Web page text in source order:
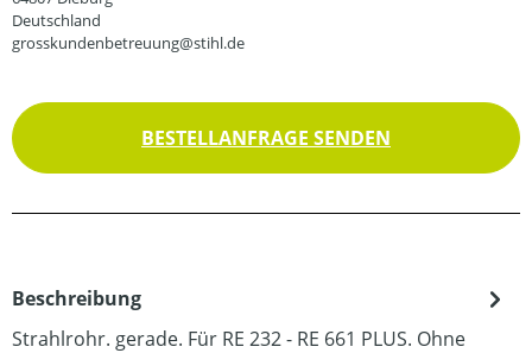
Deutschland
grosskundenbetreuung@stihl.de
BESTELLANFRAGE SENDEN
Beschreibung
Strahlrohr. gerade. Für RE 232 - RE 661 PLUS. Ohne